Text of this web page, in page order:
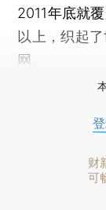
2011年底就
以上，织起
网。
财
可